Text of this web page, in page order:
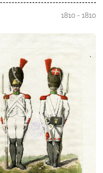
1810 - 1810